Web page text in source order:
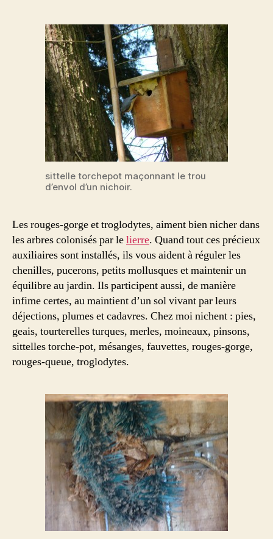
sittelle torchepot maçonnant le trou
d’envol d’un nichoir.
Les rouges-gorge et troglodytes, aiment bien nicher dans
les arbres colonisés par lelierre. Quand tout ces précieux
auxiliaires sont installés, ils vous aident à réguler les
chenilles, pucerons, petits mollusques et maintenir un
équilibre au jardin. Ils participent aussi, de manière
infime certes, au maintient d’un sol vivant par leurs
déjections, plumes et cadavres. Chez moi nichent : pies,
geais, tourterelles turques, merles, moineaux, pinsons,
sittelles torche-pot, mésanges, fauvettes, rouges-gorge,
rouges-queue, troglodytes.